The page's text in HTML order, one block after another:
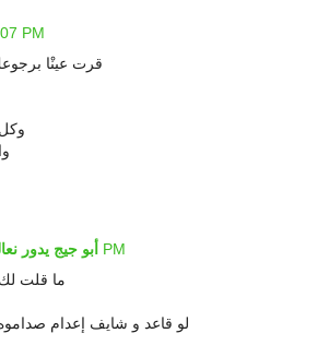
PM
قرت عينْا
أبو جيج يدور 5/1/07 7:36 PM
ما قلت
لو قاعد و شايف إعدام